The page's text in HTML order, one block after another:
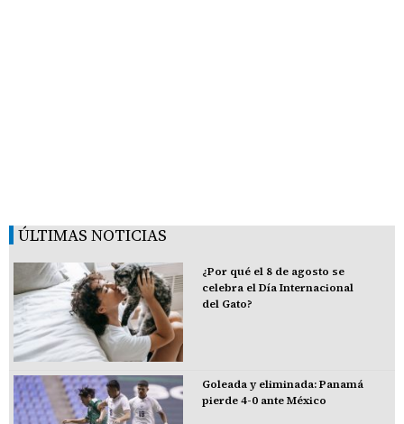
ÚLTIMAS NOTICIAS
¿Por qué el 8 de agosto se
celebra el Día Internacional
del Gato?
Goleada y eliminada: Panamá
pierde 4-0 ante México